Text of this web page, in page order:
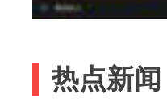
热点新闻